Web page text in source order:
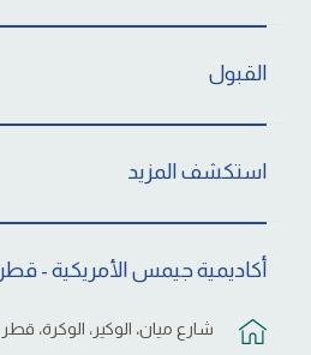
القبول
استكشف المزيد
أكاديمية جيمس الأمريكية - قطر
شارع ميان، الوكير، الوكرة، قطر